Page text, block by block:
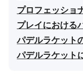
プロフェッショ
プレイにおける
パデルラケット
パデルラケット